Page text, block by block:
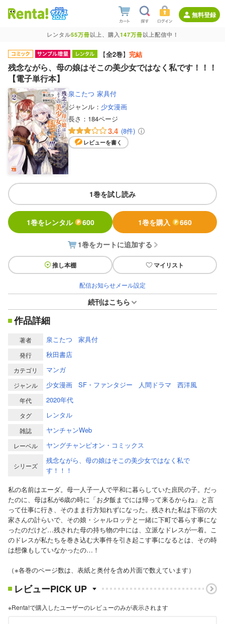
無料登録
レンタル55万冊以上、購入147万冊以上配信中！
【全2巻】 完結
残念ながら、母の娘はそこの美少女ではなく私です！！！
【電子単行本】
泉こたつ 家具付
ジャンル： 少女漫画
長さ： 184ページ
3.4 (8件)
レビューを書く
1巻を試し読み
1巻をレンタル 600 1巻を購入 660
1巻をカートに追加する
推し本棚 マイリスト
配信お知らせメール設定
続刊はこちら
作品詳細
著者 泉こたつ 家具付
発行 秋田書店
カテゴリ マンガ
ジャンル 少女漫画 SF・ファンタジー 人間ドラマ 西洋風
年代 2020年代
タグ レンタル
雑誌 ヤンチャンWeb
レーベル ヤングチャンピオン・コミックス
シリーズ
残念ながら、母の娘はそこの美少女ではなく私で
す！！！
私の名前はエーダ。母一人子一人で平和に暮らしていた庶民の子。だっ
たのに、母は私が6歳の時に「お夕飯までには帰って来るからね」と言
って仕事に行き、そのまま行方知れずになった。残された私は下宿の大
家さんの計らいで、その娘・シャルロッテと一緒に下町で暮らす事にな
ったのだけど…残された母の持ち物の中には、立派なドレスが一着。こ
のドレスが私たちを巻き込む大事件を引き起こす事になるとは、その時
は想像もしていなかったの…！
（※各巻のページ数は、表紙と奥付を含め片面で数えています）
レビューPICK UP
※Renta!で購入したユーザーのレビューのみが表示されます